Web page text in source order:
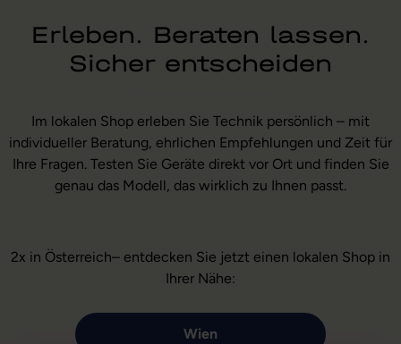
Erleben. Beraten lassen.
Sicher entscheiden
Im lokalen Shop erleben Sie Technik persönlich – mit
individueller Beratung, ehrlichen Empfehlungen und Zeit für
Ihre Fragen. Testen Sie Geräte direkt vor Ort und finden Sie
genau das Modell, das wirklich zu Ihnen passt.
2x in Österreich– entdecken Sie jetzt einen lokalen Shop in
Ihrer Nähe:
Wien